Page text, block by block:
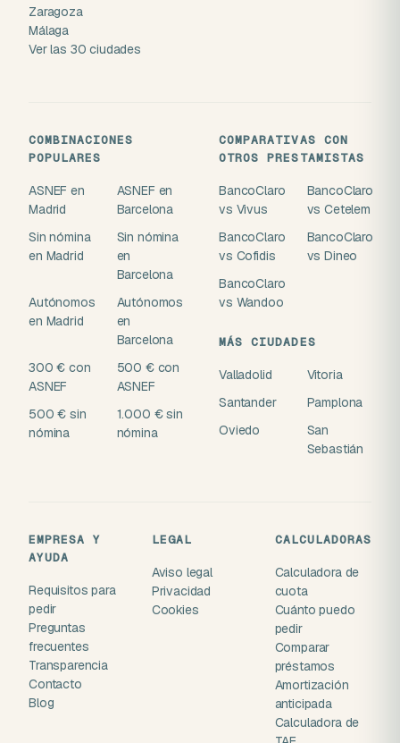
Zaragoza
Málaga
Ver las 30 ciudades
COMBINACIONES
POPULARES
ASNEF en
Madrid
ASNEF en
Barcelona
Sin nómina
en Madrid
Sin nómina
en
Barcelona
Autónomos
en Madrid
Autónomos
en
Barcelona
300 € con
ASNEF
500 € con
ASNEF
500 € sin
nómina
1.000 € sin
nómina
COMPARATIVAS CON
OTROS PRESTAMISTAS
BancoClaro
vs Vivus
BancoClaro
vs Cetelem
BancoClaro
vs Cofidis
BancoClaro
vs Dineo
BancoClaro
vs Wandoo
MÁS CIUDADES
Valladolid
Vitoria
Santander
Pamplona
Oviedo
San
Sebastián
EMPRESA Y
AYUDA
Requisitos para
pedir
Preguntas
frecuentes
Transparencia
Contacto
Blog
LEGAL
Aviso legal
Privacidad
Cookies
CALCULADORAS
Calculadora de
cuota
Cuánto puedo
pedir
Comparar
préstamos
Amortización
anticipada
Calculadora de